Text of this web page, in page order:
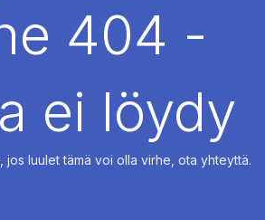
404 -
ei löydy
jos luulet tämä voi olla virhe, ota yhteyttä.